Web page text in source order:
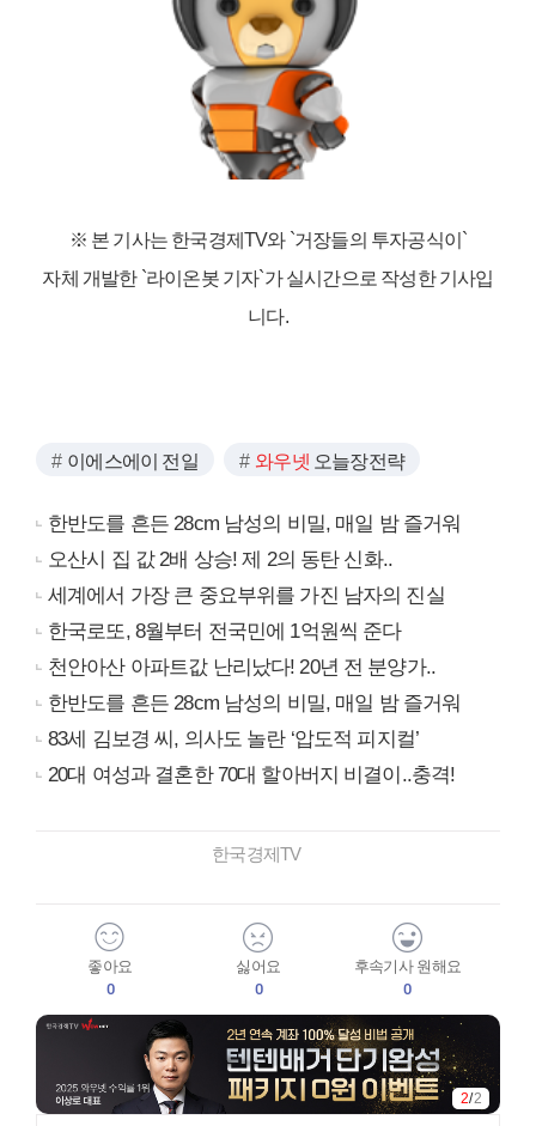
※ 본 기사는 한국경제TV와 `거장들의 투자공식이`
자체 개발한 `라이온봇 기자`가 실시간으로 작성한 기사입
니다.
이에스에이 전일 와우넷 오늘장전략
한반도를 흔든 28cm 남성의 비밀, 매일 밤 즐거워
오산시 집 값 2배 상승! 제 2의 동탄 신화..
세계에서 가장 큰 중요부위를 가진 남자의 진실
한국로또, 8월부터 전국민에 1억원씩 준다
천안아산 아파트값 난리났다! 20년 전 분양가..
한반도를 흔든 28cm 남성의 비밀, 매일 밤 즐거워
83세 김보경 씨, 의사도 놀란 ‘압도적 피지컬’
20대 여성과 결혼한 70대 할아버지 비결이..충격!
한국경제TV
좋아요
0
싫어요
0
후속기사 원해요
0
2/2